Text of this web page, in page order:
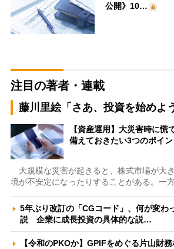
公開》10…
注目の著者・連載
藤川里絵「さあ、投資を始めよ
【資産運用】大災害時に慌
備えておきたい3つのポイ
大規模な災害が起きると、株式市場が大
境が不安定になったりすることがある。一
5年ぶり改訂の「CGコード」、何が変わ
説 企業に成長投資の具体的な説…
【令和のPKOか】GPIFをめぐる片山財